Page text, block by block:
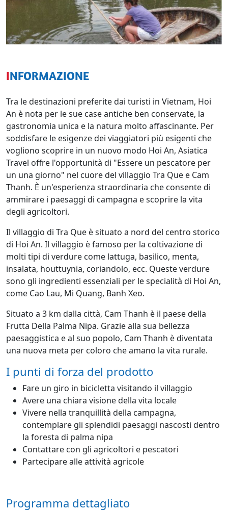
INFORMAZIONE
Tra le destinazioni preferite dai turisti in Vietnam, Hoi
An è nota per le sue case antiche ben conservate, la
gastronomia unica e la natura molto affascinante. Per
soddisfare le esigenze dei viaggiatori più esigenti che
vogliono scoprire in un nuovo modo Hoi An, Asiatica
Travel offre l'opportunità di "Essere un pescatore per
un una giorno" nel cuore del villaggio Tra Que e Cam
Thanh. È un'esperienza straordinaria che consente di
ammirare i paesaggi di campagna e scoprire la vita
degli agricoltori.
Il villaggio di Tra Que è situato a nord del centro storico
di Hoi An. Il villaggio è famoso per la coltivazione di
molti tipi di verdure come lattuga, basilico, menta,
insalata, houttuynia, coriandolo, ecc. Queste verdure
sono gli ingredienti essenziali per le specialità di Hoi An,
come Cao Lau, Mi Quang, Banh Xeo.
Situato a 3 km dalla città, Cam Thanh è il paese della
Frutta Della Palma Nipa. Grazie alla sua bellezza
paesaggistica e al suo popolo, Cam Thanh è diventata
una nuova meta per coloro che amano la vita rurale.
I punti di forza del prodotto
Fare un giro in bicicletta visitando il villaggio
Avere una chiara visione della vita locale
Vivere nella tranquillità della campagna,
contemplare gli splendidi paesaggi nascosti dentro
la foresta di palma nipa
Contattare con gli agricoltori e pescatori
Partecipare alle attività agricole
Programma dettagliato